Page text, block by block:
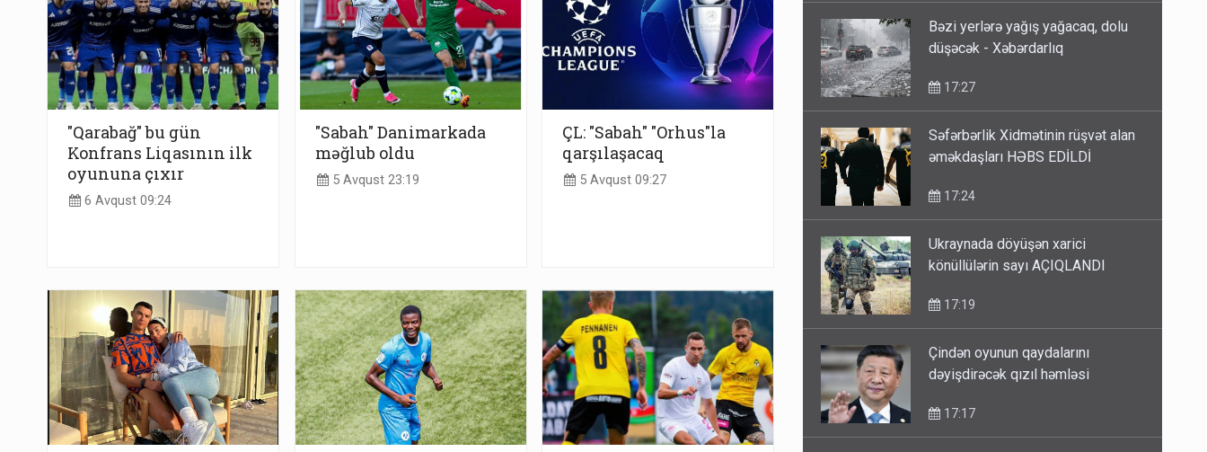
"Qarabağ" bu gün
Konfrans Liqasının ilk
oyununa çıxır
6 Avqust 09:24
"Sabah" Danimarkada
məğlub oldu
5 Avqust 23:19
ÇL: "Sabah" "Orhus"la
qarşılaşacaq
5 Avqust 09:27
Bəzi yerlərə yağış yağacaq, dolu
düşəcək - Xəbərdarlıq
17:27
Səfərbərlik Xidmətinin rüşvət alan
əməkdaşları HƏBS EDİLDİ
17:24
Ukraynada döyüşən xarici
könüllülərin sayı AÇIQLANDI
17:19
Çindən oyunun qaydalarını
dəyişdirəcək qızıl həmləsi
17:17